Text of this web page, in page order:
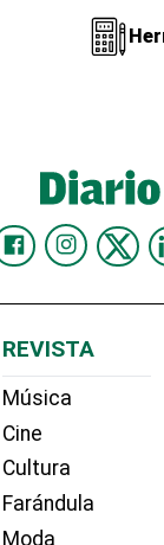
REVISTA
Música
Cine
Cultura
Farándula
Moda